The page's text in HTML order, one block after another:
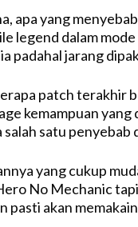
apa yang
legend dalam
padahal jarang
patch terakhir
kemampuan
satu penyebab
yang cukup
No Mechanic
pasti akan